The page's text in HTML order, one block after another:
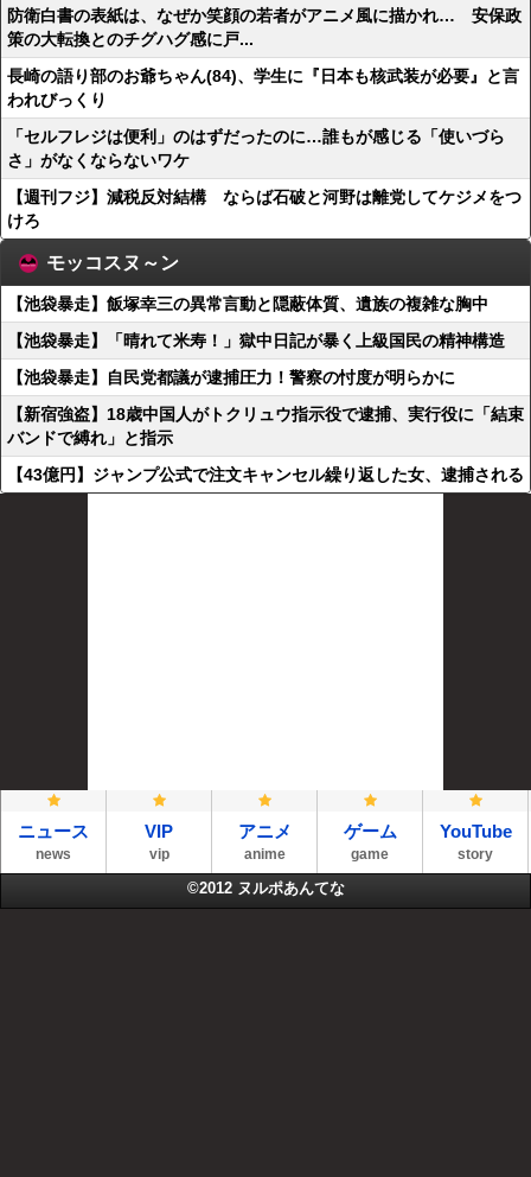
防衛白書の表紙は、なぜか笑顔の若者がアニメ風に描かれ… 安保政
策の大転換とのチグハグ感に戸...
長崎の語り部のお爺ちゃん(84)、学生に『日本も核武装が必要』と言
われびっくり
「セルフレジは便利」のはずだったのに…誰もが感じる「使いづら
さ」がなくならないワケ
【週刊フジ】減税反対結構 ならば石破と河野は離党してケジメをつ
けろ
モッコスヌ～ン
【池袋暴走】飯塚幸三の異常言動と隠蔽体質、遺族の複雑な胸中
【池袋暴走】「晴れて米寿！」獄中日記が暴く上級国民の精神構造
【池袋暴走】自民党都議が逮捕圧力！警察の忖度が明らかに
【新宿強盗】18歳中国人がトクリュウ指示役で逮捕、実行役に「結束
バンドで縛れ」と指示
【43億円】ジャンプ公式で注文キャンセル繰り返した女、逮捕される
ニュース
news
VIP
vip
アニメ
anime
ゲーム
game
YouTube
story
©2012 ヌルポあんてな